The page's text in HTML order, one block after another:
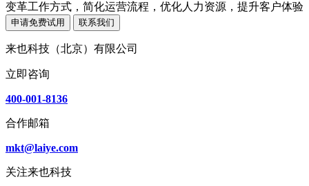
变革工作方式，简化运营流程，优化人力资源，提升客户体验
申请免费试用 联系我们
来也科技（北京）有限公司
立即咨询
400-001-8136
合作邮箱
mkt@laiye.com
关注来也科技